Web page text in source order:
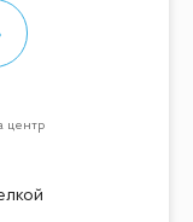
центр